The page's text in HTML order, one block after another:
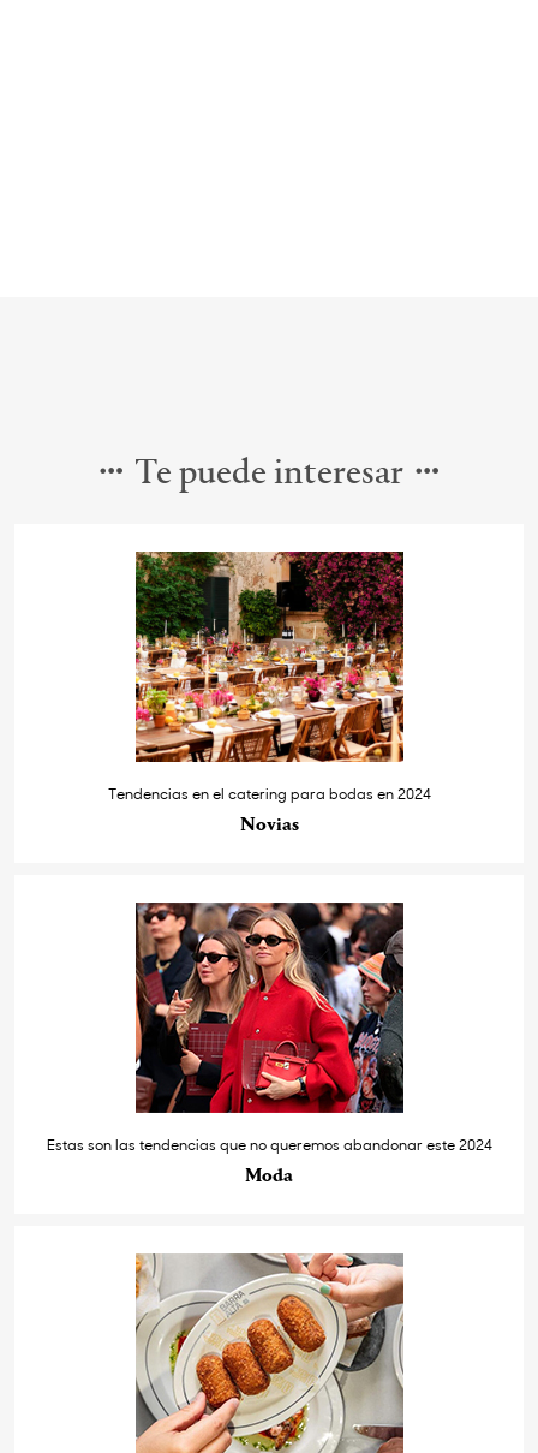
Te puede interesar
Tendencias en el catering para bodas en 2024
Novias
Estas son las tendencias que no queremos abandonar este 2024
Moda